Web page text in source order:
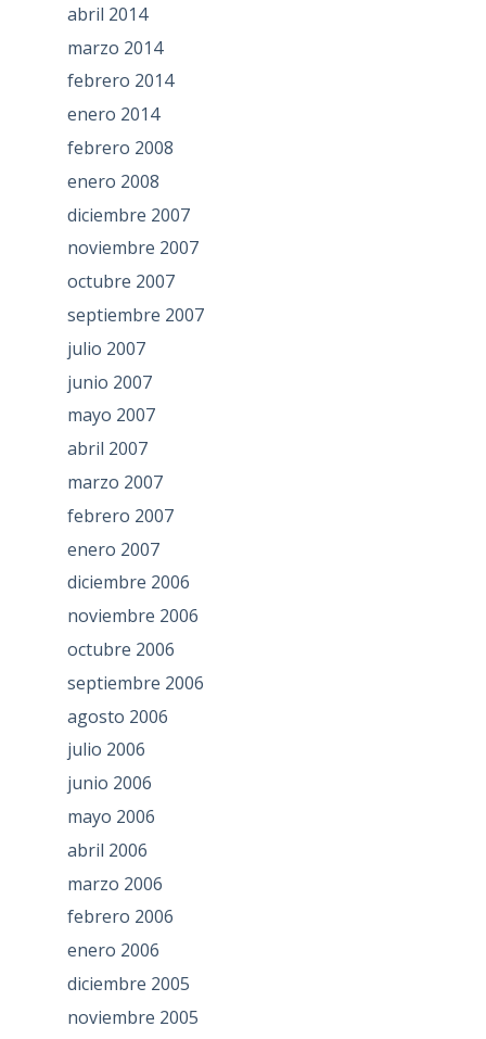
abril 2014
marzo 2014
febrero 2014
enero 2014
febrero 2008
enero 2008
diciembre 2007
noviembre 2007
octubre 2007
septiembre 2007
julio 2007
junio 2007
mayo 2007
abril 2007
marzo 2007
febrero 2007
enero 2007
diciembre 2006
noviembre 2006
octubre 2006
septiembre 2006
agosto 2006
julio 2006
junio 2006
mayo 2006
abril 2006
marzo 2006
febrero 2006
enero 2006
diciembre 2005
noviembre 2005